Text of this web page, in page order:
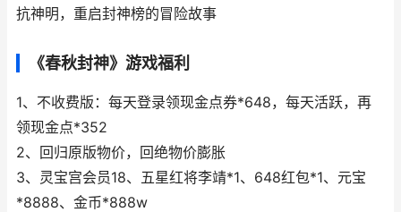
抗神明，重启封神榜的冒险故事
《春秋封神》游戏福利
1、不收费版：每天登录领现金点券*648，每天活跃，再
领现金点*352
2、回归原版物价，回绝物价膨胀
3、灵宝宫会员18、五星红将李靖*1、648红包*1、元宝
*8888、金币*888w